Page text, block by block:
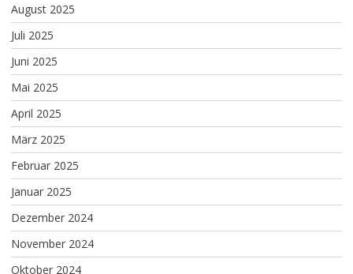
August 2025
Juli 2025
Juni 2025
Mai 2025
April 2025
März 2025
Februar 2025
Januar 2025
Dezember 2024
November 2024
Oktober 2024